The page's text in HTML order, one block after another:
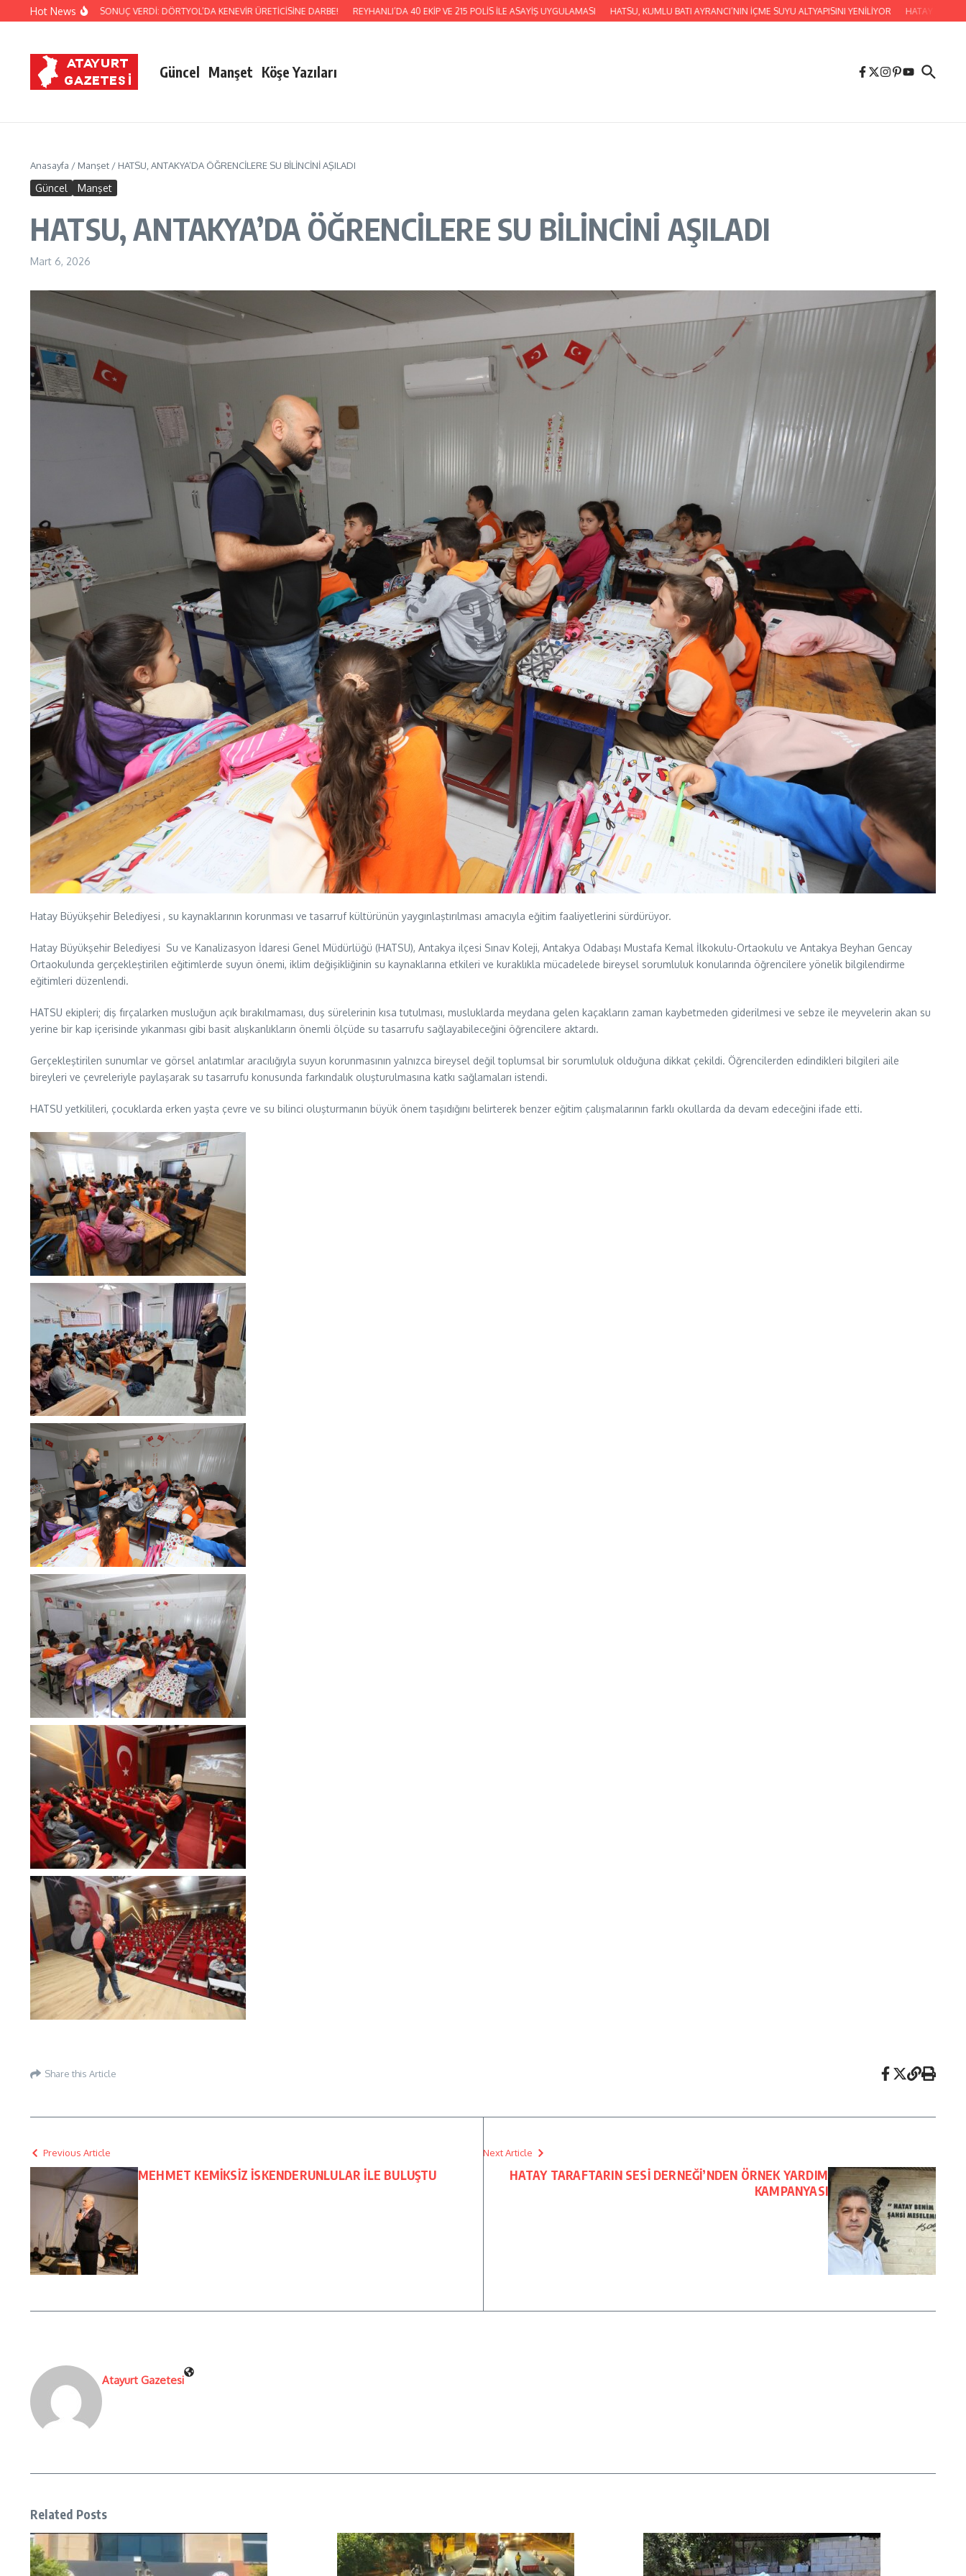
İçeriğe atlaHot News
TİTİZ TAKİBİ SONUÇ VERDİ: DÖRTYOL’DA KENEVİR ÜRETİCİSİNE DARBE! REYHANLI’DA 40 EKİP VE 215 POLİS İLE ASAYİŞ UYGULAMASI HATSU, KUMLU BATI AYRANCI’NIN İÇME SUYU ALTYAPISINI YENİLİYOR HATAY BÜYÜKŞEHİR
Güncel Manşet Köşe Yazıları
Anasayfa / Manşet / HATSU, ANTAKYA’DA ÖĞRENCİLERE SU BİLİNCİNİ AŞILADI
Güncel Manşet
HATSU, ANTAKYA’DA ÖĞRENCİLERE SU BİLİNCİNİ AŞILADI
Mart 6, 2026
Hatay Büyükşehir Belediyesi , su kaynaklarının korunması ve tasarruf kültürünün yaygınlaştırılması amacıyla eğitim faaliyetlerini sürdürüyor.
Hatay Büyükşehir Belediyesi Su ve Kanalizasyon İdaresi Genel Müdürlüğü (HATSU), Antakya ilçesi Sınav Koleji, Antakya Odabaşı Mustafa Kemal İlkokulu-Ortaokulu ve Antakya Beyhan Gencay
Ortaokulunda gerçekleştirilen eğitimlerde suyun önemi, iklim değişikliğinin su kaynaklarına etkileri ve kuraklıkla mücadelede bireysel sorumluluk konularında öğrencilere yönelik bilgilendirme
eğitimleri düzenlendi.
HATSU ekipleri; diş fırçalarken musluğun açık bırakılmaması, duş sürelerinin kısa tutulması, musluklarda meydana gelen kaçakların zaman kaybetmeden giderilmesi ve sebze ile meyvelerin akan su
yerine bir kap içerisinde yıkanması gibi basit alışkanlıkların önemli ölçüde su tasarrufu sağlayabileceğini öğrencilere aktardı.
Gerçekleştirilen sunumlar ve görsel anlatımlar aracılığıyla suyun korunmasının yalnızca bireysel değil toplumsal bir sorumluluk olduğuna dikkat çekildi. Öğrencilerden edindikleri bilgileri aile
bireyleri ve çevreleriyle paylaşarak su tasarrufu konusunda farkındalık oluşturulmasına katkı sağlamaları istendi.
HATSU yetkilileri, çocuklarda erken yaşta çevre ve su bilinci oluşturmanın büyük önem taşıdığını belirterek benzer eğitim çalışmalarının farklı okullarda da devam edeceğini ifade etti.
Share this Article
Previous Article
MEHMET KEMİKSİZ İSKENDERUNLULAR İLE BULUŞTU
Next Article
HATAY TARAFTARIN SESİ DERNEĞİ’NDEN ÖRNEK YARDIM
KAMPANYASI
Atayurt Gazetesi
Related Posts